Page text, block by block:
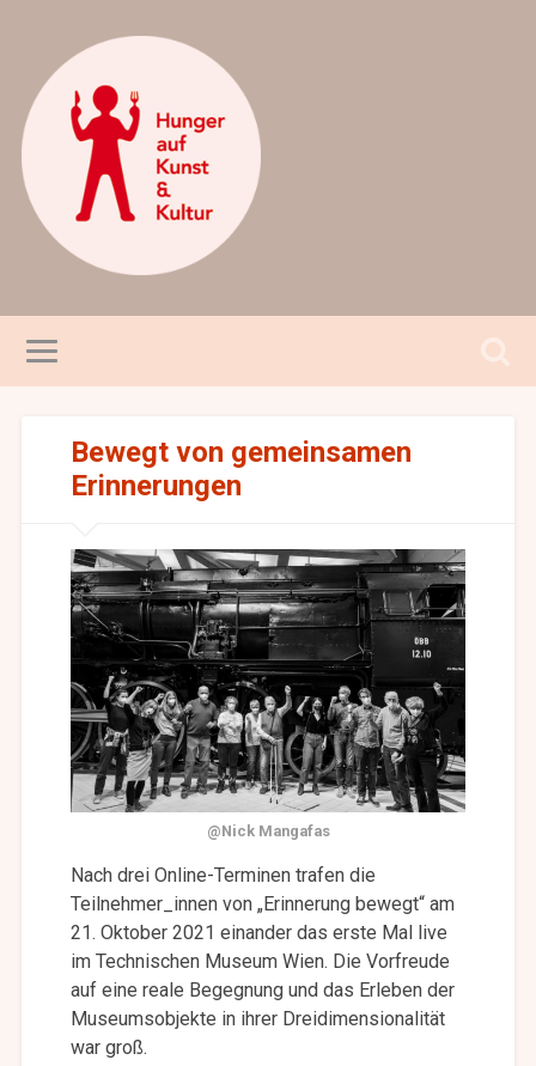
Bewegt von gemeinsamen
Erinnerungen
@Nick Mangafas
Nach drei Online-Terminen trafen die
Teilnehmer_innen von „Erinnerung bewegt“ am
21. Oktober 2021 einander das erste Mal live
im Technischen Museum Wien. Die Vorfreude
auf eine reale Begegnung und das Erleben der
Museumsobjekte in ihrer Dreidimensionalität
war groß.